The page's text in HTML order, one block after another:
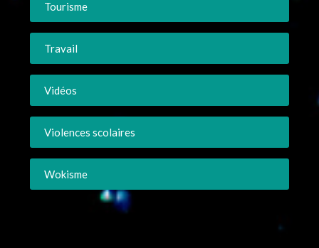
Tourisme
Travail
Vidéos
Violences scolaires
Wokisme